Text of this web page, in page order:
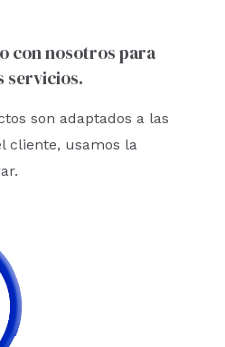
con nosotros para
servicios.
son adaptados a las
cliente, usamos la